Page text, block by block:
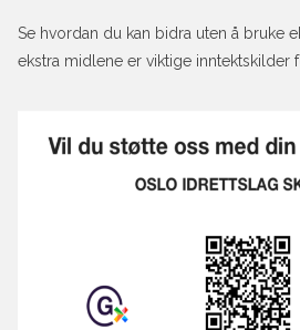
Se hvordan du kan bidra uten å bruke
ekstra midlene er viktige inntektskilder